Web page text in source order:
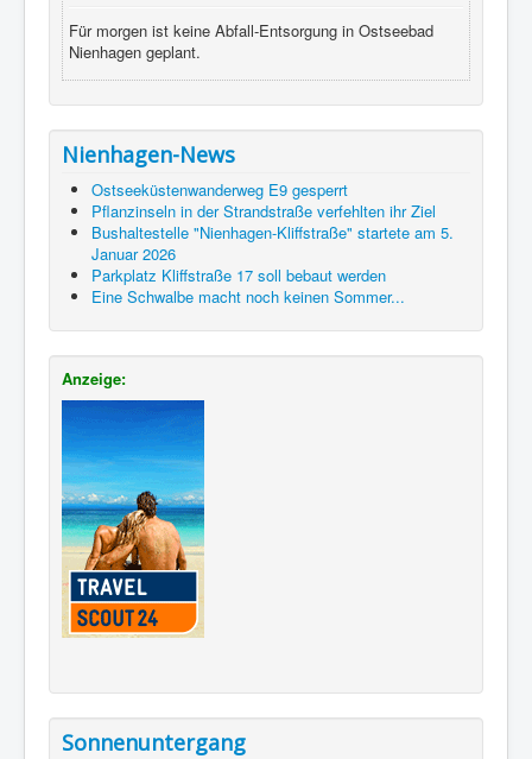
Für morgen ist keine Abfall-Entsorgung in Ostseebad
Nienhagen geplant.
Nienhagen-News
Ostseeküstenwanderweg E9 gesperrt
Pflanzinseln in der Strandstraße verfehlten ihr Ziel
Bushaltestelle "Nienhagen-Kliffstraße" startete am 5.
Januar 2026
Parkplatz Kliffstraße 17 soll bebaut werden
Eine Schwalbe macht noch keinen Sommer...
Anzeige:
Sonnenuntergang